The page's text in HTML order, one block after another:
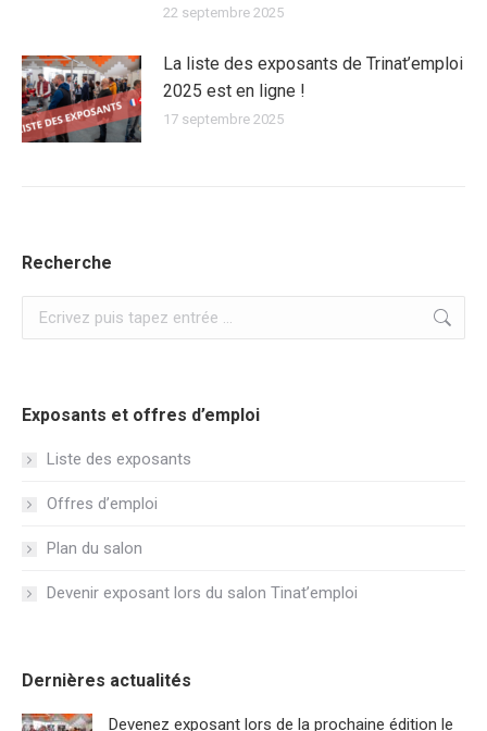
22 septembre 2025
La liste des exposants de Trinat’emploi
2025 est en ligne !
17 septembre 2025
Recherche
Exposants et offres d’emploi
Liste des exposants
Offres d’emploi
Plan du salon
Devenir exposant lors du salon Tinat’emploi
Dernières actualités
Devenez exposant lors de la prochaine édition le